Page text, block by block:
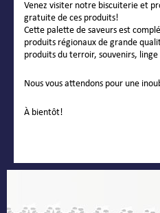
Venez visiter notre biscuiterie et
gratuite de ces produits!
Cette palette de saveurs est
produits régionaux de grande
produits du terroir, souvenirs,
Nous vous attendons pour une
À bientôt!